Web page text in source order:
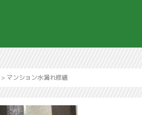
> マンション水漏れ修繕